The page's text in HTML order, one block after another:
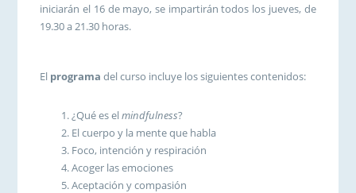
iniciarán el 16 de mayo, se impartirán todos los jueves, de
19.30 a 21.30 horas.
El programa del curso incluye los siguientes contenidos:
¿Qué es elmindfulness?
El cuerpo y la mente que habla
Foco, intención y respiración
Acoger las emociones
Aceptación y compasión